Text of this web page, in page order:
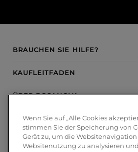
BRAUCHEN SIE HILFE?
KAUFLEITFADEN
ÜBER BOSANOVA
INSPIRATION
ZAHLUNGSMETHODEN
Wenn Sie auf „Alle Cookies
stimmen Sie der Speicherung von
Gerät zu, um die
Websitenutzung zu analysieren